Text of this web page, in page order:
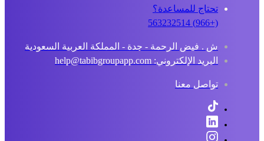
تحتاج للمساعدة؟
ش . فيض الرحمة - جدة - المملكة العربية السعودية
البريد الإلكتروني: help@tabibgroupapp.com
تواصل معنا